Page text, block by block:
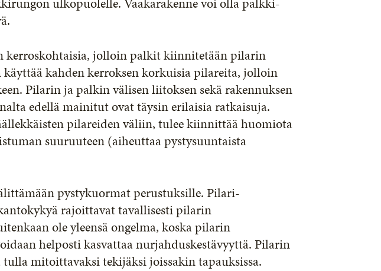
kerroskohtaisia, jolloin palkit kiinnitetään pilarin
kahden kerroksen korkuisia pilareita, jolloin
Pilarin ja palkin välisen liitoksen sekä rakennuksen
edellä mainitut ovat täysin erilaisia ratkaisuja.
pilareiden väliin, tulee kiinnittää huomiota
suuruuteen (aiheuttaa pystysuuntaista
pystykuormat perustuksille. Pilari-
rajoittavat tavallisesti pilarin
ole yleensä ongelma, koska pilarin
helposti kasvattaa nurjahduskestävyyttä. Pilarin
mitoittavaksi tekijäksi joissakin tapauksissa.